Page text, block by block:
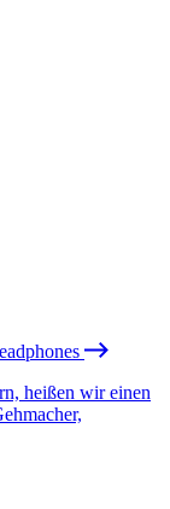
heißen wir einen